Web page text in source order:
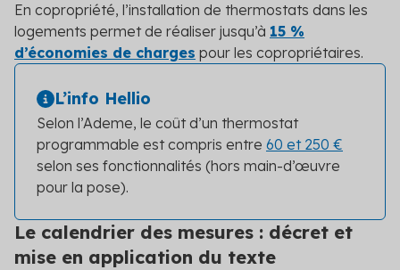
En copropriété, l’installation de thermostats dans les
logements permet de réaliser jusqu’à 15 %
d’économies de charges pour les copropriétaires.
L’info Hellio
Selon l’Ademe, le coût d’un thermostat
programmable est compris entre 60 et 250 €
selon ses fonctionnalités (hors main-d’œuvre
pour la pose).
Le calendrier des mesures : décret et
mise en application du texte